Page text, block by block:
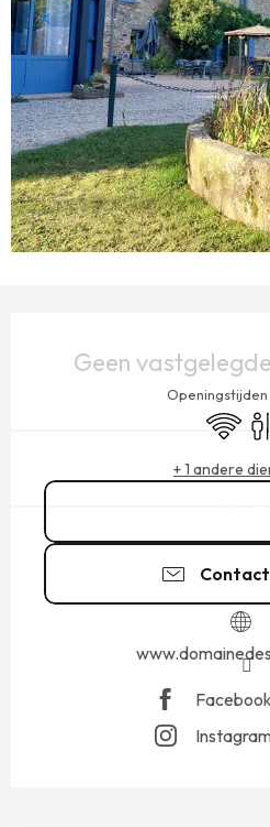
Geen
Openingstijden
Wifi
+ 1 andere